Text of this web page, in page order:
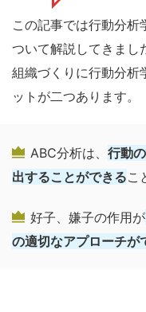
この記事では行動分析
ついて解説してきまし
組織づくりに行動分析
ットが二つあります。
ABC分析は、 行動
出することができるこ
好子、嫌子の作用が
の適切なアプローチが